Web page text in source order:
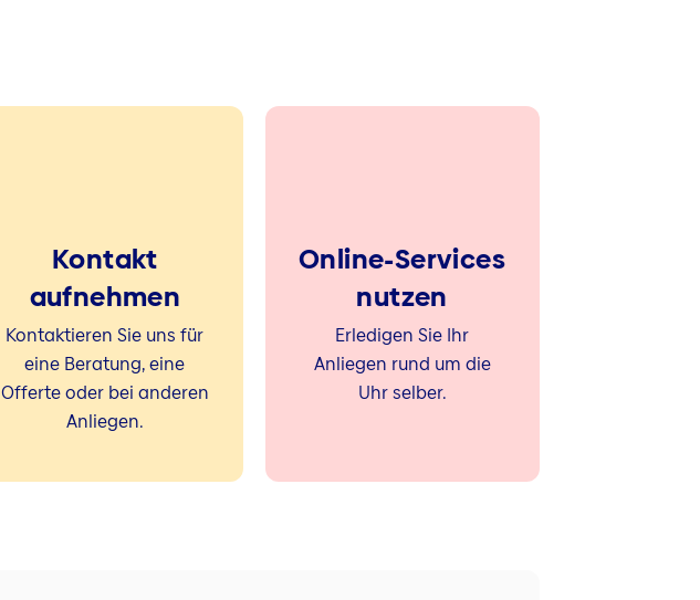
Kontakt
aufnehmen
Kontaktieren Sie uns für
eine Beratung, eine
Offerte oder bei anderen
Anliegen.
Online-Services
nutzen
Erledigen Sie Ihr
Anliegen rund um die
Uhr selber.